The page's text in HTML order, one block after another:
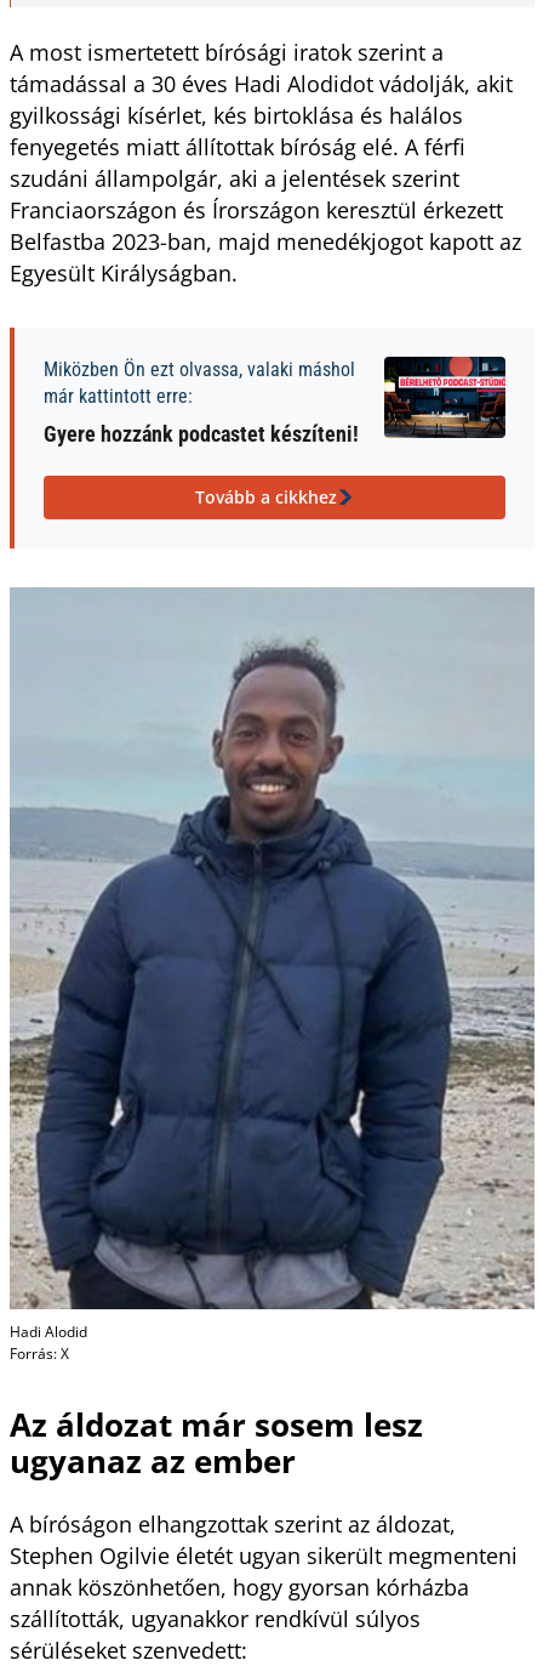
A most ismertetett bírósági iratok szerint a
támadással a 30 éves Hadi Alodidot vádolják, akit
gyilkossági kísérlet, kés birtoklása és halálos
fenyegetés miatt állítottak bíróság elé. A férfi
szudáni állampolgár, aki a jelentések szerint
Franciaországon és Írországon keresztül érkezett
Belfastba 2023-ban, majd menedékjogot kapott az
Egyesült Királyságban.
Miközben Ön ezt olvassa, valaki máshol
már kattintott erre:
Gyere hozzánk podcastet készíteni!
Tovább a cikkhez
Hadi Alodid
Forrás: X
Az áldozat már sosem lesz
ugyanaz az ember
A bíróságon elhangzottak szerint az áldozat,
Stephen Ogilvie életét ugyan sikerült megmenteni
annak köszönhetően, hogy gyorsan kórházba
szállították, ugyanakkor rendkívül súlyos
sérüléseket szenvedett: